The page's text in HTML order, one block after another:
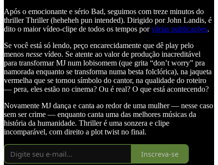
Após o emocionante e sério Bad, seguimos com treze minutos do
thriller Thriller (heheheh pun intended). Dirigido por John Landis, é
dito o maior vídeo-clipe de todos os tempos porvárias publicações.
Se você está só lendo, peço encarecidamente que dê play pelo
menos nesse vídeo. Se atente ao valor de produção inacreditável
para transformar MJ num lobisomem (que grita “don’t worry” pra
namorada enquanto se transforma numa besta folclórica), na jaqueta
vermelha que se tornou símbolo do cantor, na qualidade do roteiro
— pera, eles estão no cinema? Ou é real? O que está acontecendo?
Novamente MJ dança e canta ao redor de uma mulher — nesse caso
sem ser crime — enquanto canta uma das melhores músicas da
história da humanidade. Thriller é uma sonzera e clipe
incomparável, com direito a plot twist no final.
Inscreva-se